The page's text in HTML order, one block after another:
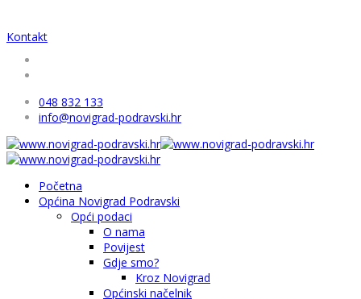
Kontakt
048 832 133
info@novigrad-podravski.hr
Početna
Općina Novigrad Podravski
Opći podaci
O nama
Povijest
Gdje smo?
Kroz Novigrad
Općinski načelnik